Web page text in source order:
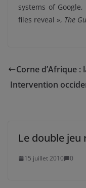
systems of
files reveal », The
Corne d’Afrique :
Intervention
Le double jeu
15 juillet 2010 0